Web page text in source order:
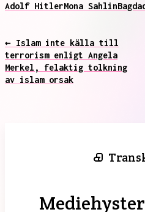
Adolf HitlerMona Sahlin
← Islam inte källa till
terrorism enligt Angela
Merkel, felaktig tolkning
av islam orsak